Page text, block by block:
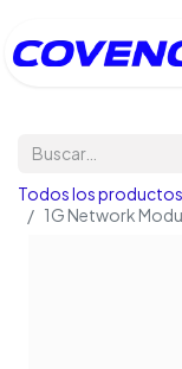
Todos los productos
1G Network